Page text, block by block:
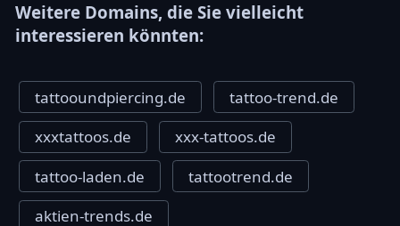
Weitere Domains, die Sie vielleicht
interessieren könnten:
tattooundpiercing.de
tattoo-trend.de
xxxtattoos.de
xxx-tattoos.de
tattoo-laden.de
tattootrend.de
aktien-trends.de